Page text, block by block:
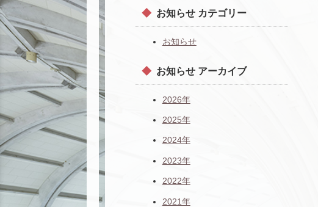
お知らせ カテゴリー
お知らせ
お知らせ アーカイブ
2026年
2025年
2024年
2023年
2022年
2021年